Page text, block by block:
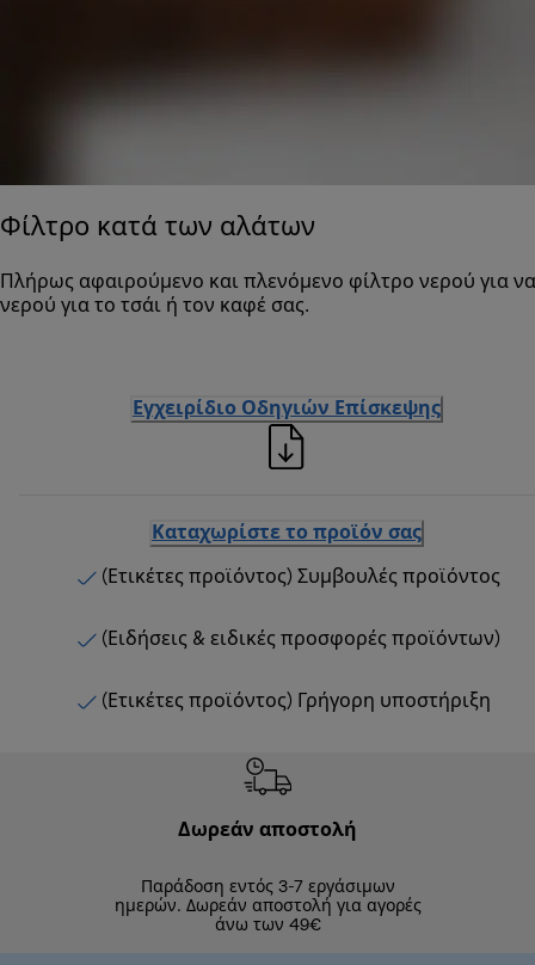
Φίλτρο κατά των αλάτων
Πλήρως αφαιρούμενο και πλενόμενο φίλτρο νερού για
νερού για το τσάι ή τον καφέ σας.
Εγχειρίδιο Οδηγιών Επίσκεψης
Καταχωρίστε το προϊόν σας
(Ετικέτες προϊόντος) Συμβουλές προϊόντος
(Ειδήσεις & ειδικές προσφορές προϊόντων)
(Ετικέτες προϊόντος) Γρήγορη υποστήριξη
Δωρεάν αποστολή
Παράδοση εντός 3-7 εργάσιμων
ημερών. Δωρεάν αποστολή για αγορές
άνω των 49€